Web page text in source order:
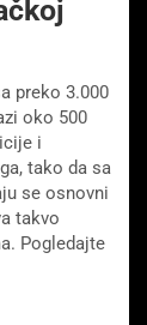
preko 3.000
oko 500
i
tako da sa
se osnovni
takvo
Pogledajte